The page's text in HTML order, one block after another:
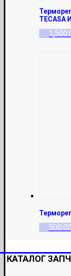
TECASA
500.00
КАТАЛОГ